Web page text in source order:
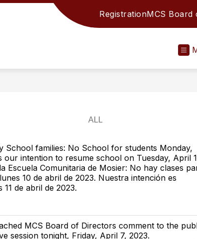
RegistrationMCS Board
School families: No School for students Monday,
our intention to resume school on Tuesday, April
Escuela Comunitaria de Mosier: No hay clases
10 de abril de 2023. Nuestra intención es
de abril de 2023.
MCS Board of Directors comment to the
session tonight, Friday, April 7, 2023.